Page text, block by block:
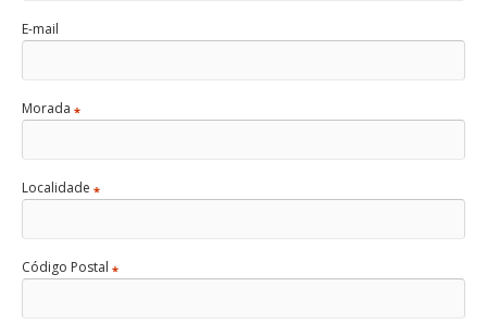
E-mail
Morada *
Localidade *
Código Postal *